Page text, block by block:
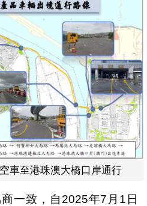
車至港珠澳大橋口岸通行
一致，自2025年7月1日